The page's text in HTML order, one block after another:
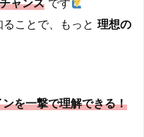
チャンス です
ことで、もっと 理想の
を一撃で理解できる！